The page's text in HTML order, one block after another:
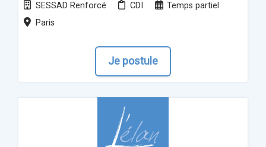
SESSAD Renforcé CDI
Temps partiel
Paris
Je postule